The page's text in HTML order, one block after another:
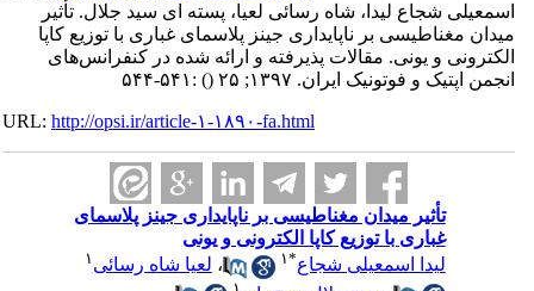
اسمعیلی شجاع لیدا، شاه رسائی لعیا، پسته ای سید جلال. تأثیر
میدان مغناطیسی بر ناپایداری جینز پلاسمای غباری با توزیع کاپا
الکترونی و یونی. مقالات پذیرفته و ارائه شده در کنفرانس‌های
انجمن اپتیک و فوتونیک ایران. ۱۳۹۷; ۲۵
() :۵۴۱-۵۴۴
URL:http://opsi.ir/article-۱-۱۸۹۰-fa.html
تأثیر میدان مغناطیسی بر ناپایداری جینز پلاسمای
غباری با توزیع کاپا الکترونی و یونی
لیدا اسمعیلی شجاع*۱ ،لعیا شاه رسائی